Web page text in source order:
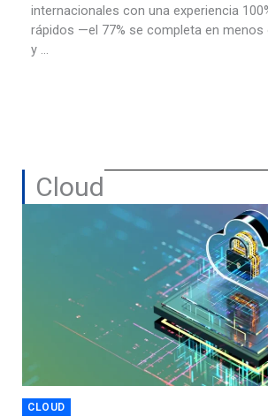
internacionales con una experiencia
rápidos —el 77% se completa en
y ...
Cloud
CLOUD